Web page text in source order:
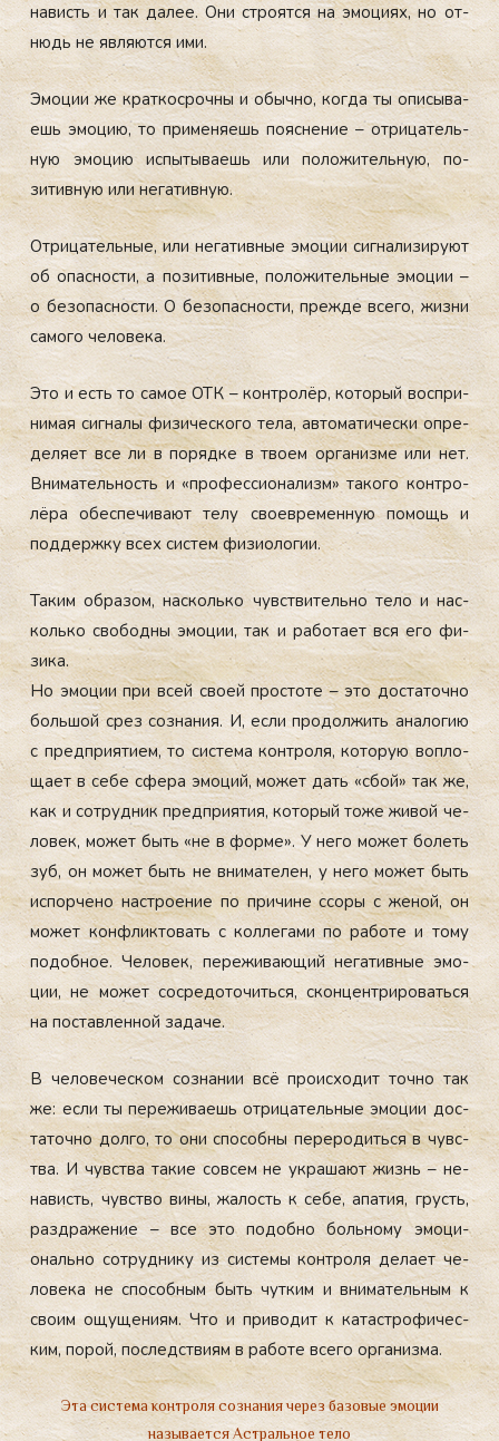
нависть и так да­лее. Они стро­ят­ся на эмо­ци­ях, но от­
нюдь не яв­ля­ют­ся ими.
Эмо­ции же крат­косроч­ны и обыч­но, ког­да ты опи­сыва­
ешь эмо­цию, то при­меня­ешь по­яс­не­ние – от­ри­цатель­
ную эмо­цию ис­пы­тыва­ешь или по­ложи­тель­ную, по­
зитив­ную или не­гатив­ную.
От­ри­цатель­ные, или не­гатив­ные эмо­ции сиг­на­лизи­ру­ют
об опас­ности, а по­зитив­ные, по­ложи­тель­ные эмо­ции –
о бе­зопас­ности. О бе­зопас­ности, преж­де все­го, жиз­ни
са­мого че­лове­ка.
Это и есть то са­мое ОТК – кон­тро­лёр, ко­торый вос­при­
нимая сиг­на­лы фи­зичес­ко­го те­ла, ав­то­мати­чес­ки оп­ре­
деля­ет все ли в по­ряд­ке в тво­ем ор­га­низ­ме или нет.
Вни­матель­ность и «про­фес­си­она­лизм» та­кого кон­тро­
лёра обес­пе­чива­ют те­лу сво­ев­ре­мен­ную по­мощь и
под­дер­жку всех сис­тем фи­зи­оло­гии.
Та­ким об­ра­зом, нас­коль­ко чувс­тви­тель­но те­ло и нас­
коль­ко сво­бод­ны эмо­ции, так и ра­бота­ет вся его фи­
зика.
Но эмо­ции при всей сво­ей прос­то­те – это дос­та­точ­но
боль­шой срез соз­на­ния. И, ес­ли про­дол­жить ана­логию
с пред­при­яти­ем, то сис­те­ма кон­тро­ля, ко­торую воп­ло­
ща­ет в се­бе сфе­ра эмо­ций, мо­жет дать «сбой» так же,
как и сот­рудник пред­при­ятия, ко­торый то­же жи­вой че­
ловек, мо­жет быть «не в фор­ме». У не­го мо­жет бо­леть
зуб, он мо­жет быть не вни­мате­лен, у не­го мо­жет быть
ис­порче­но нас­тро­ение по при­чине ссо­ры с же­ной, он
мо­жет кон­флик­то­вать с кол­ле­гами по ра­боте и то­му
по­доб­ное. Че­ловек, пе­режи­ва­ющий не­гатив­ные эмо­
ции, не мо­жет сос­ре­дото­чить­ся, скон­цен­три­ровать­ся
на пос­тавлен­ной за­даче.
В че­лове­чес­ком соз­на­нии всё про­ис­хо­дит точ­но так
же: ес­ли ты пе­режи­ва­ешь от­ри­цатель­ные эмо­ции дос­
та­точ­но дол­го, то они спо­соб­ны пе­реро­дить­ся в чувс­
тва. И чувс­тва та­кие сов­сем не ук­ра­ша­ют жизнь – не­
нависть, чувс­тво ви­ны, жа­лость к се­бе, апа­тия, грусть,
раз­дра­жение – все это по­доб­но боль­но­му эмо­ци­
ональ­но сот­рудни­ку из сис­те­мы кон­тро­ля де­ла­ет че­
лове­ка не спо­соб­ным быть чут­ким и вни­матель­ным к
сво­им ощу­щени­ям. Что и при­водит к ка­тас­тро­фичес­
ким, по­рой, пос­ледс­тви­ям в ра­боте все­го ор­га­низ­ма.
Эта система контроля сознания через базовые эмоции
называется Астральное тело